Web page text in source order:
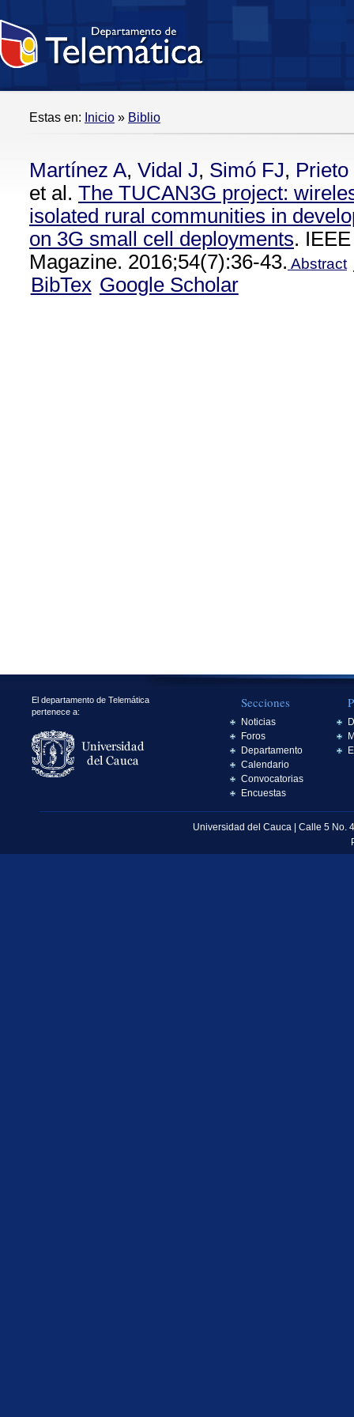
Estas en: Inicio » Biblio
Martínez A, Vidal J, Simó FJ, Prieto
et al. The TUCAN3G project:
isolated rural communities in
on 3G small cell deployments.
Magazine. 2016;54(7):36-43. Abstract
BibTex Google Scholar
El departamento de Telemática
pertenece a:
Secciones
Noticias
Foros
Departamento
Calendario
Convocatorias
Encuestas
Universidad del Cauca | Calle 5 No.